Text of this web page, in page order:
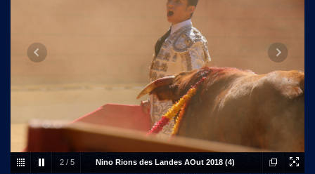
2 / 5 Nino Rions des Landes AOut 2018 (4)